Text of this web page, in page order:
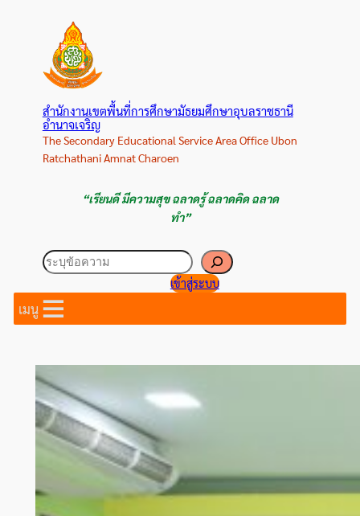
สำนักงานเขตพื้นที่การศึกษามัธยมศึกษาอุบลราชธานี
อำนาจเจริญ
The Secondary Educational Service Area Office Ubon
Ratchathani Amnat Charoen
“เรียนดี มีความสุข ฉลาดรู้ ฉลาดคิด ฉลาด
ทำ”
ค้นหา
เข้าสู่ระบบ
เมนู